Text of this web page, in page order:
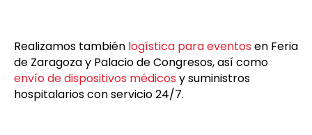
Realizamos también logística para eventos en Feria
de Zaragoza y Palacio de Congresos, así como
envío de dispositivos médicos y suministros
hospitalarios con servicio 24/7.